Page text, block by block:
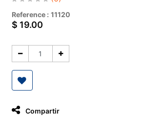
Reference : 11120
$ 19.00
Compartir